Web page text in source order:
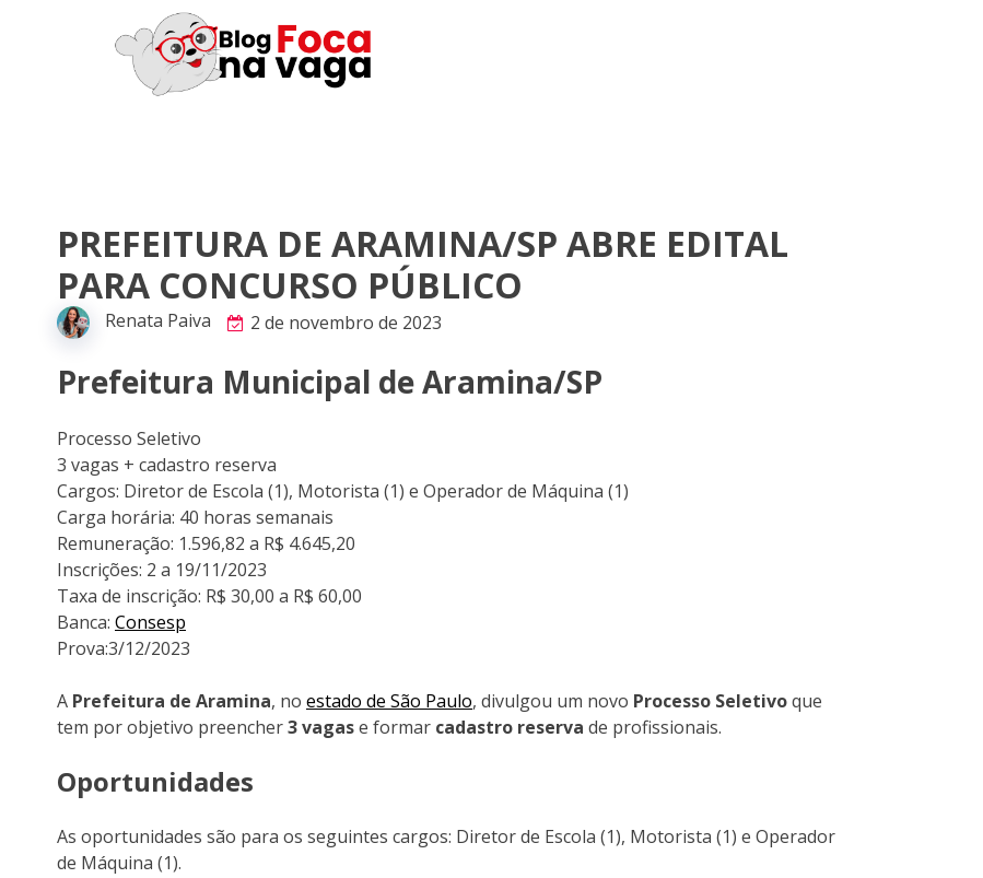
PREFEITURA DE ARAMINA/SP ABRE EDITAL
PARA CONCURSO PÚBLICO
Renata Paiva 2 de novembro de 2023
Prefeitura Municipal de Aramina/SP
Processo Seletivo
3 vagas + cadastro reserva
Cargos: Diretor de Escola (1), Motorista (1) e Operador de Máquina (1)
Carga horária: 40 horas semanais
Remuneração: 1.596,82 a R$ 4.645,20
Inscrições: 2 a 19/11/2023
Taxa de inscrição: R$ 30,00 a R$ 60,00
Banca: Consesp
Prova:3/12/2023
A Prefeitura de Aramina, no estado de São Paulo, divulgou um novo Processo Seletivoque
tem por objetivo preencher3 vagase formar cadastro reserva de profissionais.
Oportunidades
As oportunidades são para os seguintes cargos: Diretor de Escola (1), Motorista (1) e Operador
de Máquina (1).